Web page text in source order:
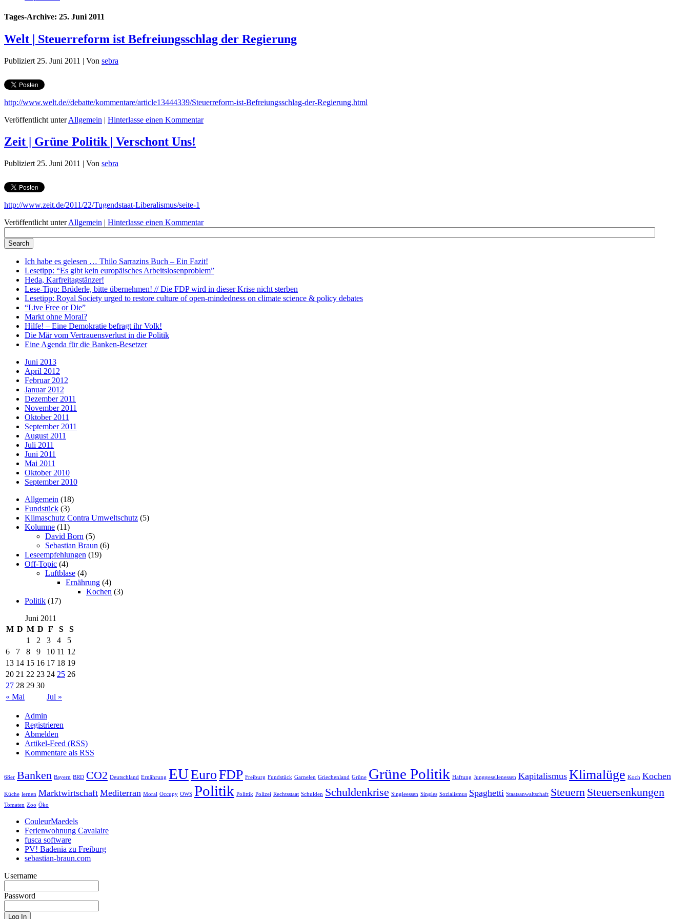
Tages-Archive: 25. Juni 2011
Welt | Steuerreform ist Befreiungsschlag der Regierung
Publiziert 25. Juni 2011 | Von sebra
http://www.welt.de//debatte/kommentare/article13444339/Steuerreform-ist-Befreiungsschlag-der-Regierung.html
Veröffentlicht unter Allgemein | Hinterlasse einen Kommentar
Zeit | Grüne Politik | Verschont Uns!
Publiziert 25. Juni 2011 | Von sebra
http://www.zeit.de/2011/22/Tugendstaat-Liberalismus/seite-1
Veröffentlicht unter Allgemein | Hinterlasse einen Kommentar
Ich habe es gelesen … Thilo Sarrazins Buch – Ein Fazit!
Lesetipp: “Es gibt kein europäisches Arbeitslosenproblem”
Heda, Karfreitagstänzer!
Lese-Tipp: Brüderle, bitte übernehmen! // Die FDP wird in dieser Krise nicht sterben
Lesetipp: Royal Society urged to restore culture of open-mindedness on climate science & policy debates
“Live Free or Die”
Markt ohne Moral?
Hilfe! – Eine Demokratie befragt ihr Volk!
Die Mär vom Vertrauensverlust in die Politik
Eine Agenda für die Banken-Besetzer
Juni 2013
April 2012
Februar 2012
Januar 2012
Dezember 2011
November 2011
Oktober 2011
September 2011
August 2011
Juli 2011
Juni 2011
Mai 2011
Oktober 2010
September 2010
Allgemein (18)
Fundstück (3)
Klimaschutz Contra Umweltschutz (5)
Kolumne (11)
David Born (5)
Sebastian Braun (6)
Leseempfehlungen (19)
Off-Topic (4)
Luftblase (4)
Ernährung (4)
Kochen (3)
Politik (17)
Juni 2011
M D M D F S S
« Mai Jul »
1 2 3 4
5
6
7 8 9 10 11 12
13 14 15 16 17 18 19
20 21 22 23 24 25 26
27 28 29 30
Admin
Registrieren
Abmelden
Artikel-Feed (RSS)
Kommentare als RSS
68er Banken Bayern BRD CO2 Deutschland Ernährung EUEuroFDP Freiburg Fundstück Garnelen Griechenland Grüne Grüne Politik Haftung Junggesellenessen Kapitalismus Klimalüge Koch Kochen
Küche lernen Marktwirtschaft Mediterran Moral Occupy OWS Politik Polittik Polizei Rechtsstaat Schulden Schuldenkrise Singleessen Singles Sozialismus Spaghetti Staatsanwaltschaft Steuern Steuersenkungen
Tomaten Zoo Öko
CouleurMaedels
Ferienwohnung Cavalaire
fusca software
PV! Badenia zu Freiburg
sebastian-braun.com
Username
Password